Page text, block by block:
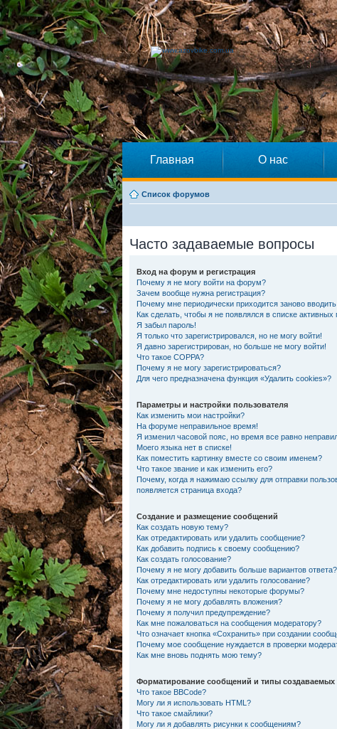
Главная О нас
Список форумов
Часто задаваемые вопросы
Вход на форум и регистрация
Почему я не могу войти на форум?
Зачем вообще нужна регистрация?
Почему мне периодически приходится заново
Как сделать, чтобы я не появлялся в списке активных
Я забыл пароль!
Я только что зарегистрировался, но не могу войти!
Я давно зарегистрирован, но больше не могу войти!
Что такое COPPA?
Почему я не могу зарегистрироваться?
Для чего предназначена функция «Удалить cookies»?
Параметры и настройки пользователя
Как изменить мои настройки?
На форуме неправильное время!
Я изменил часовой пояс, но время все равно
Моего языка нет в списке!
Как поместить картинку вместе со своим именем?
Что такое звание и как изменить его?
Почему, когда я нажимаю ссылку для отправки
появляется страница входа?
Создание и размещение сообщений
Как создать новую тему?
Как отредактировать или удалить сообщение?
Как добавить подпись к своему сообщению?
Как создать голосование?
Почему я не могу добавить больше вариантов ответа?
Как отредактировать или удалить голосование?
Почему мне недоступны некоторые форумы?
Почему я не могу добавлять вложения?
Почему я получил предупреждение?
Как мне пожаловаться на сообщения модератору?
Что означает кнопка «Сохранить» при создании
Почему мое сообщение нуждается в проверки
Как мне вновь поднять мою тему?
Форматирование сообщений и типы создаваемых
Что такое BBCode?
Могу ли я использовать HTML?
Что такое смайлики?
Могу ли я добавлять рисунки к сообщениям?